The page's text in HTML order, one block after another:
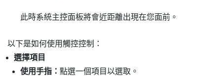
此時系統主控面板將會近距離出現在您面前。
以下是如何使用觸控控制：
選擇項目
使用手指： 點選一個項目以選取。